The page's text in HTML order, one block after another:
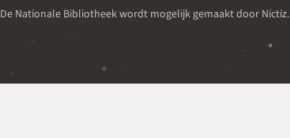
De Nationale Bibliotheek wordt mogelijk gemaakt door Nictiz.